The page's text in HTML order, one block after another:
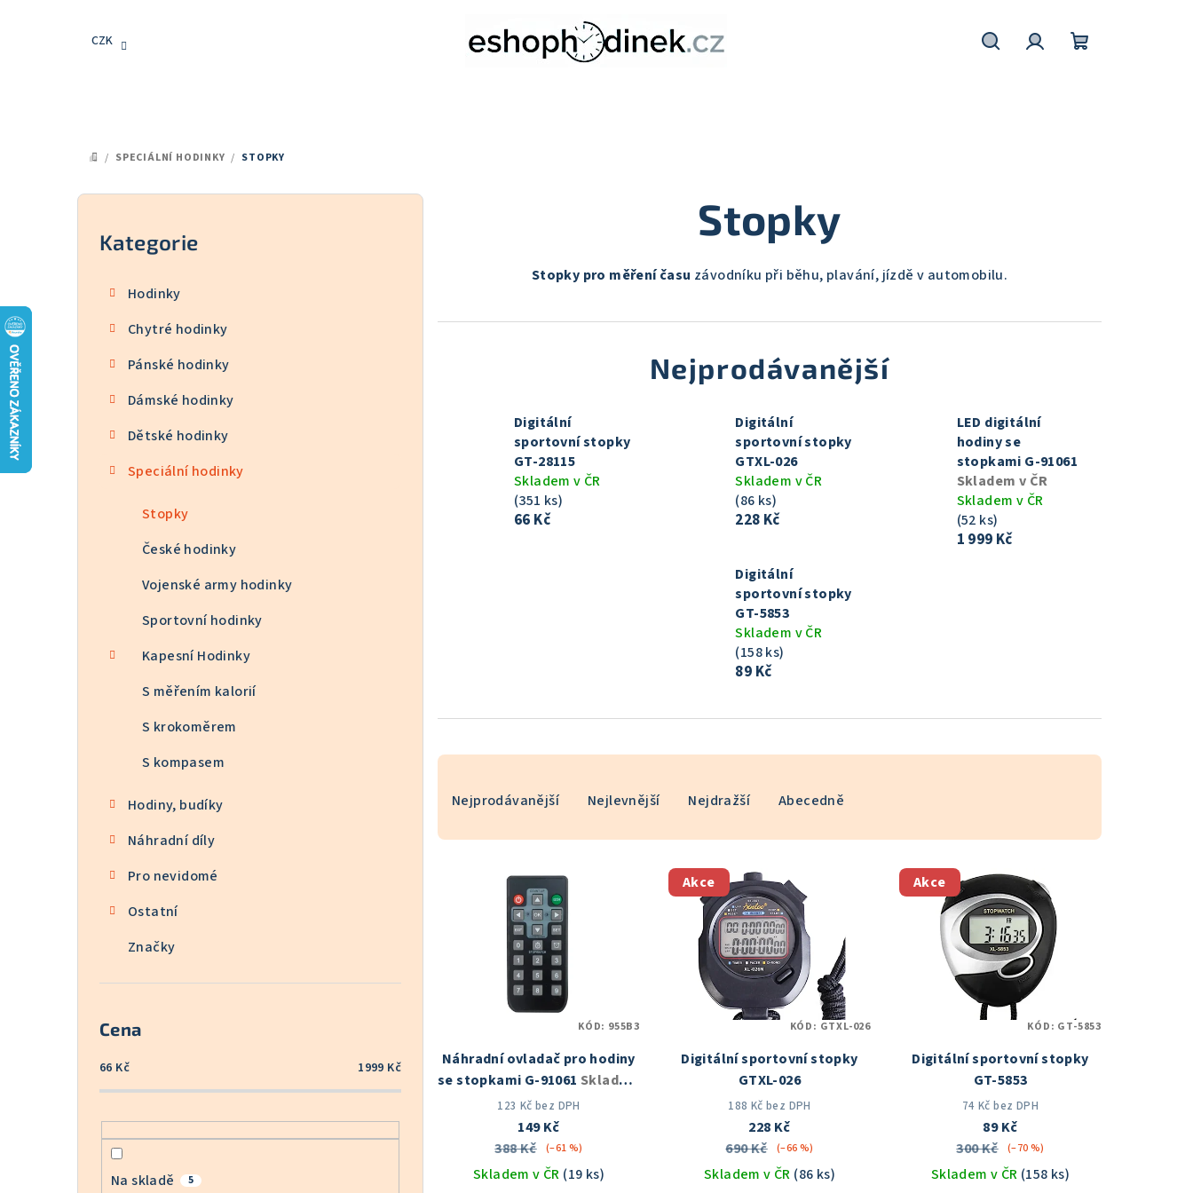
CZK
DOMŮ
/ SPECIÁLNÍ HODINKY / STOPKY
P
Přeskočit
kategorie
Kategorie
Hodinky
Chytré hodinky
Pánské hodinky
Dámské hodinky
Dětské hodinky
Speciální hodinky
Stopky
České hodinky
Vojenské army hodinky
Sportovní hodinky
Kapesní Hodinky
S měřením kalorií
S krokoměrem
S kompasem
Hodiny, budíky
Náhradní díly
Pro nevidomé
Ostatní
Značky
Cena
66 Kč 1999 Kč
Na skladě 5
Stopky
Stopky pro měření času závodníku při běhu, plavání, jízdě v automobilu.
Nejprodávanější
Digitální
sportovní stopky
GT-28115
Skladem v ČR
(351 ks)
66 Kč
Digitální
sportovní stopky
GTXL-026
Skladem v ČR
(86 ks)
228 Kč
LED digitální
hodiny se
stopkami G-91061
Skladem v ČR
Skladem v ČR
(52 ks)
1 999 Kč
Digitální
sportovní stopky
GT-5853
Skladem v ČR
(158 ks)
89 Kč
a
z
o
d
Nejprodávanější Nejlevnější Nejdražší Abecedně
rNáhradní ovladač pro hodiny
se stopkami G-91061 Skladem
v ČR
123 Kč bez DPH
149 Kč
388 Kč
(–61 %)
Skladem v ČR (19 ks)
KÓD: 955B3
Akce
Digitální sportovní stopky
GTXL-026
188 Kč bez DPH
228 Kč
690 Kč
(–66 %)
Skladem v ČR (86 ks)
KÓD: GTXL-026
Akce
Digitální sportovní stopky
GT-5853
74 Kč bez DPH
89 Kč
300 Kč
(–70 %)
Skladem v ČR (158 ks)
KÓD: GT-5853